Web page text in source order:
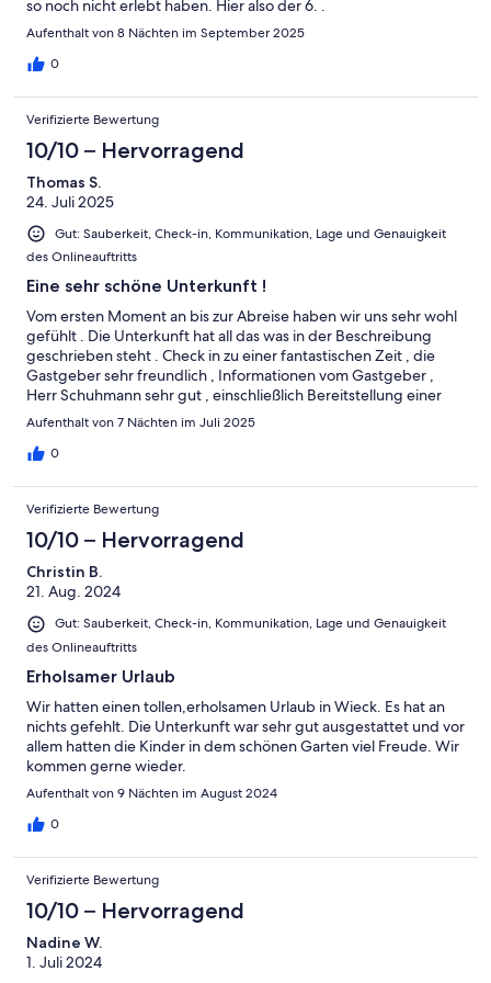
so noch nicht erlebt haben. Hier also der 6. .
Aufenthalt von 8 Nächten im September 2025
0
Verifizierte Bewertung
10/10 – Hervorragend
Thomas S.
24. Juli 2025
Gut: Sauberkeit, Check-in, Kommunikation, Lage und Genauigkeit
des Onlineauftritts
Eine sehr schöne Unterkunft !
Vom ersten Moment an bis zur Abreise haben wir uns sehr wohl
gefühlt . Die Unterkunft hat all das was in der Beschreibung
geschrieben steht . Check in zu einer fantastischen Zeit , die
Gastgeber sehr freundlich , Informationen vom Gastgeber ,
Herr Schuhmann sehr gut , einschließlich Bereitstellung einer
neuen Umgebungskarte , Brötchenservice toll , es gibt nichts zu
kommen . Es war eine sehr schöne Zeit !!!
Aufenthalt von 7 Nächten im Juli 2025
0
Verifizierte Bewertung
10/10 – Hervorragend
Christin B.
21. Aug. 2024
Gut: Sauberkeit, Check-in, Kommunikation, Lage und Genauigkeit
des Onlineauftritts
Erholsamer Urlaub
Wir hatten einen tollen,erholsamen Urlaub in Wieck. Es hat an
nichts gefehlt. Die Unterkunft war sehr gut ausgestattet und vor
allem hatten die Kinder in dem schönen Garten viel Freude. Wir
kommen gerne wieder.
Aufenthalt von 9 Nächten im August 2024
0
Verifizierte Bewertung
10/10 – Hervorragend
Nadine W.
1. Juli 2024